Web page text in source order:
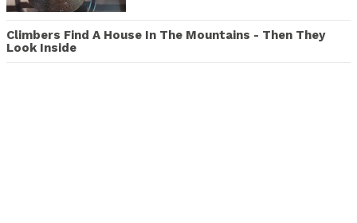
Climbers Find A House In The Mountains - Then They
Look Inside